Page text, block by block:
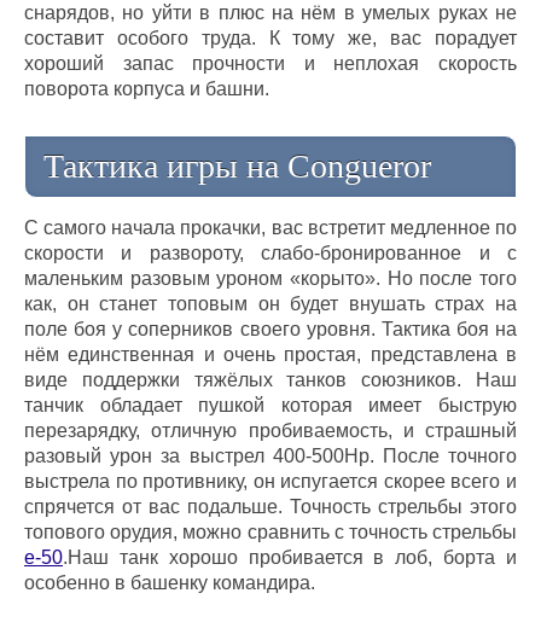
снарядов, но уйти в плюс на нём в умелых руках не
составит особого труда. К тому же, вас порадует
хороший запас прочности и неплохая скорость
поворота корпуса и башни.
Тактика игры на Congueror
С самого начала прокачки, вас встретит медленное по
скорости и развороту, слабо-бронированное и с
маленьким разовым уроном «корыто». Но после того
как, он станет топовым он будет внушать страх на
поле боя у соперников своего уровня. Тактика боя на
нём единственная и очень простая, представлена в
виде поддержки тяжёлых танков союзников. Наш
танчик обладает пушкой которая имеет быструю
перезарядку, отличную пробиваемость, и страшный
разовый урон за выстрел 400-500Hp. После точного
выстрела по противнику, он испугается скорее всего и
спрячется от вас подальше. Точность стрельбы этого
топового орудия, можно сравнить с точность стрельбы
e-50.Наш танк хорошо пробивается в лоб, борта и
особенно в башенку командира.